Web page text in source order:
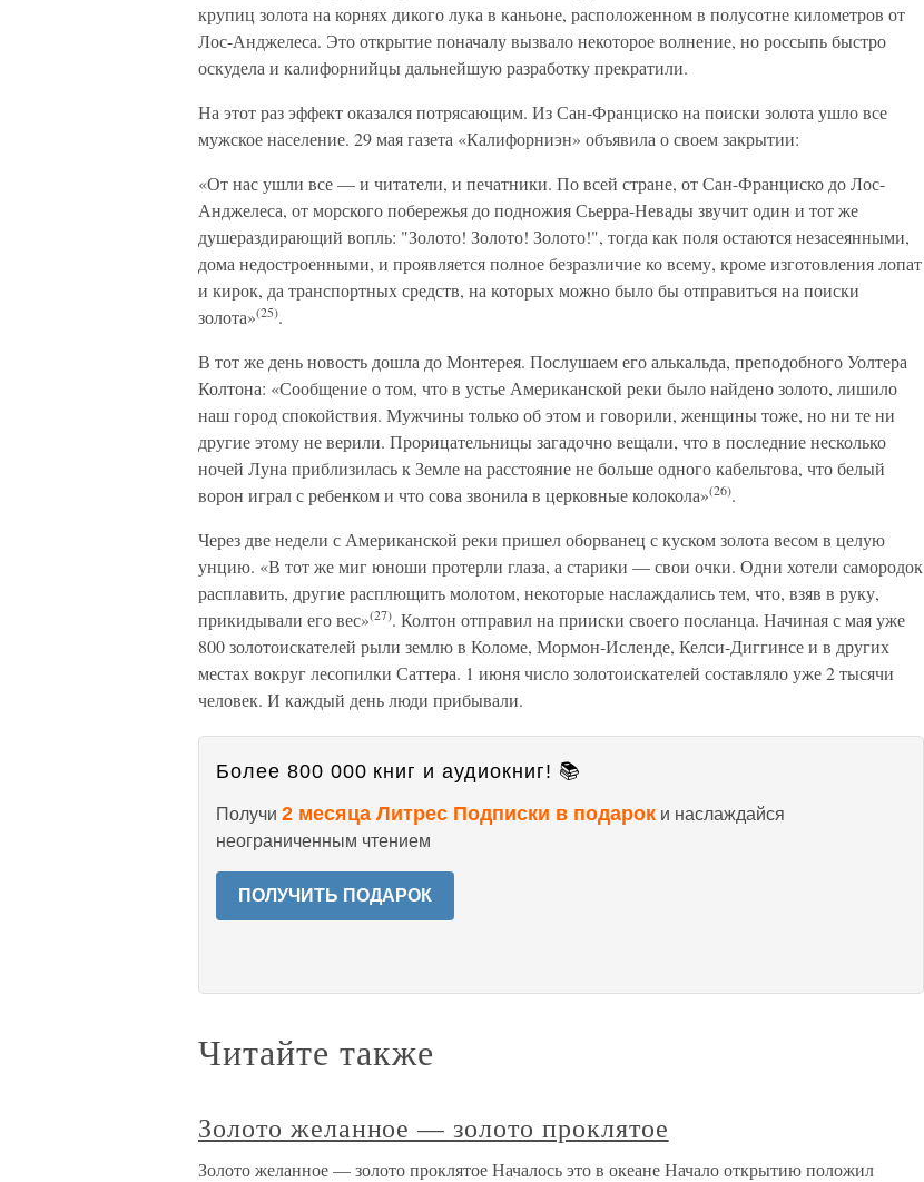
крупиц золота на корнях дикого лука в каньоне, расположенном в полусотне километров от
Лос-Анджелеса. Это открытие поначалу вызвало некоторое волнение, но россыпь быстро
оскудела и калифорнийцы дальнейшую разработку прекратили.
На этот раз эффект оказался потрясающим. Из Сан-Франциско на поиски золота ушло все
мужское население. 29 мая газета «Калифорниэн» объявила о своем закрытии:
«От нас ушли все — и читатели, и печатники. По всей стране, от Сан-Франциско до Лос-
Анджелеса, от морского побережья до подножия Сьерра-Невады звучит один и тот же
душераздирающий вопль: "Золото! Золото! Золото!", тогда как поля остаются незасеянными,
дома недостроенными, и проявляется полное безразличие ко всему, кроме изготовления лопат
и кирок, да транспортных средств, на которых можно было бы отправиться на поиски
золота»(25).
В тот же день новость дошла до Монтерея. Послушаем его алькальда, преподобного Уолтера
Колтона: «Сообщение о том, что в устье Американской реки было найдено золото, лишило
наш город спокойствия. Мужчины только об этом и говорили, женщины тоже, но ни те ни
другие этому не верили. Прорицательницы загадочно вещали, что в последние несколько
ночей Луна приблизилась к Земле на расстояние не больше одного кабельтова, что белый
ворон играл с ребенком и что сова звонила в церковные колокола»(26).
Через две недели с Американской реки пришел оборванец с куском золота весом в целую
унцию. «В тот же миг юноши протерли глаза, а старики — свои очки. Одни хотели самородок
расплавить, другие расплющить молотом, некоторые наслаждались тем, что, взяв в руку,
прикидывали его вес»(27). Колтон отправил на прииски своего посланца. Начиная с мая уже
800 золотоискателей рыли землю в Коломе, Мормон-Исленде, Келси-Диггинсе и в других
местах вокруг лесопилки Саттера. 1 июня число золотоискателей составляло уже 2 тысячи
человек. И каждый день люди прибывали.
Более 800 000 книг и аудиокниг! 📚
Получи 2 месяца Литрес Подписки в подарок и наслаждайся
неограниченным чтением
ПОЛУЧИТЬ ПОДАРОК
Читайте также
Золото желанное — золото проклятое
Золото желанное — золото проклятое Началось это в океане Начало открытию положил